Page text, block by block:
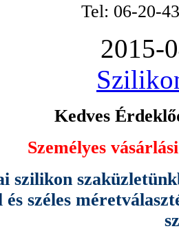
Tel: 06-20-
2015-
Kedves
Személyes
szilikon
széles